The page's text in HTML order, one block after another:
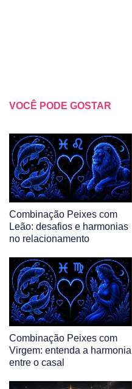
VOCÊ PODE GOSTAR
Combinação Peixes com
Leão: desafios e harmonias
no relacionamento
Combinação Peixes com
Virgem: entenda a harmonia
entre o casal